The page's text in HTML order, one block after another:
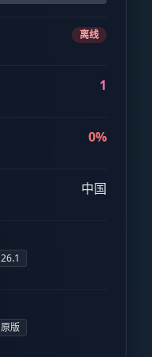
离线
1
0%
中国
26.1
原版